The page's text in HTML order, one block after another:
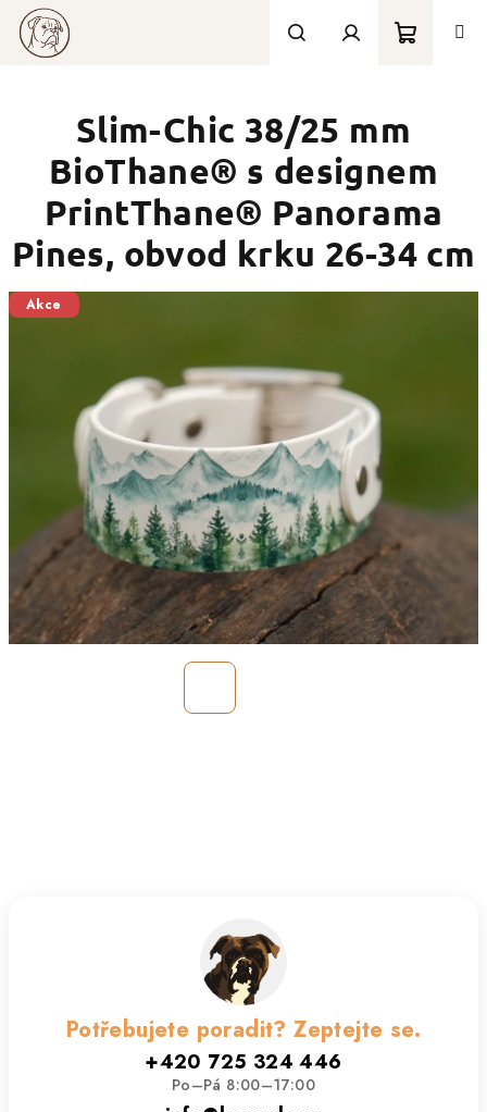
Přejít
obsah
košík
Slim-Chic 38/25 mm
BioThane® s designem
PrintThane® Panorama
Pines, obvod krku 26-34 cm
Akce
Potřebujete poradit? Zeptejte se.
+420 725 324 446
Po–Pá 8:00–17:00